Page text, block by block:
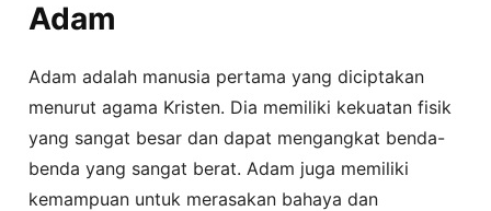
Adam
Adam adalah manusia pertama yang diciptakan
menurut agama Kristen. Dia memiliki kekuatan fisik
yang sangat besar dan dapat mengangkat benda-
benda yang sangat berat. Adam juga memiliki
kemampuan untuk merasakan bahaya dan